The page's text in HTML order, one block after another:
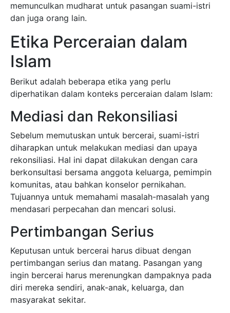
memunculkan mudharat untuk pasangan suami-istri
dan juga orang lain.
Etika Perceraian dalam
Islam
Berikut adalah beberapa etika yang perlu
diperhatikan dalam konteks perceraian dalam Islam:
Mediasi dan Rekonsiliasi
Sebelum memutuskan untuk bercerai, suami-istri
diharapkan untuk melakukan mediasi dan upaya
rekonsiliasi. Hal ini dapat dilakukan dengan cara
berkonsultasi bersama anggota keluarga, pemimpin
komunitas, atau bahkan konselor pernikahan.
Tujuannya untuk memahami masalah-masalah yang
mendasari perpecahan dan mencari solusi.
Pertimbangan Serius
Keputusan untuk bercerai harus dibuat dengan
pertimbangan serius dan matang. Pasangan yang
ingin bercerai harus merenungkan dampaknya pada
diri mereka sendiri, anak-anak, keluarga, dan
masyarakat sekitar.